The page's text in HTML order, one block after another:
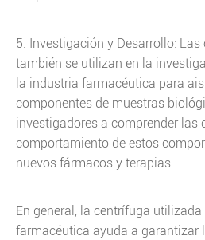
5. Investigación y Desarrollo:
también se utilizan en la
la industria farmacéutica para
componentes de muestras
investigadores a comprender las
comportamiento de estos
nuevos fármacos y terapias.
En general, la centrífuga
farmacéutica ayuda a garantizar